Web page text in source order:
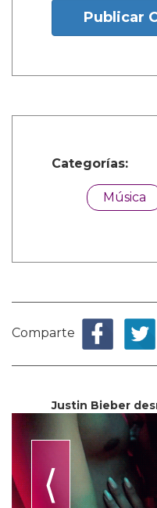
Publicar
Categorías:
Música
Comparte
Justin Bieber
⟨